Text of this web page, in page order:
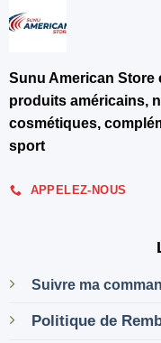
Sunu American Store
produits américains,
cosmétiques,
sport
APPELEZ-NOUS
Suivre ma
Politique de